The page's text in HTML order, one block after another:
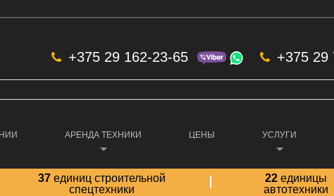
+375 29 162-23-65 +375 29
АРЕНДА ТЕХНИКИ ЦЕНЫ УСЛУГИ
37единиц строительной
спецтехники
22 единицы
автотехники